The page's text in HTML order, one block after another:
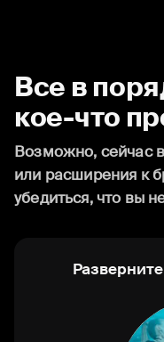
Все в
кое-что
Возможно, сейчас
или расширения к
убедиться, что вы